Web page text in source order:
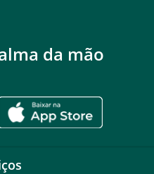
da mão